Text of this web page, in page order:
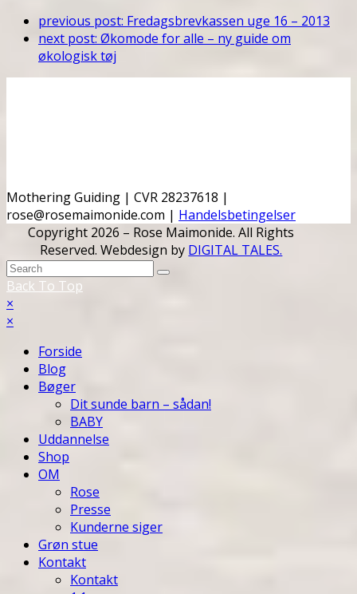
previous post: Fredagsbrevkassen uge 16 – 2013
next post: Økomode for alle – ny guide om
økologisk tøj
Mothering Guiding | CVR 28237618 |
rose@rosemaimonide.com | Handelsbetingelser
Copyright 2026 – Rose Maimonide. All Rights
Reserved. Webdesign by DIGITAL TALES.
Back To Top
×
×
Forside
Blog
Bøger
Dit sunde barn – sådan!
BABY
Uddannelse
Shop
OM
Rose
Presse
Kunderne siger
Grøn stue
Kontakt
Kontakt